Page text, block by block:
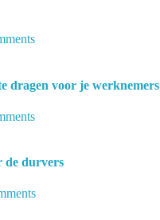
dragen voor je werknemers
de durvers